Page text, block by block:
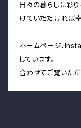
日々の暮らしに彩
けていただければ幸
ホームページ、
しています。
合わせてご覧いた